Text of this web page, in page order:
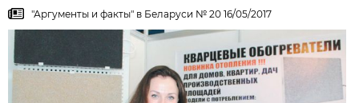
"Аргументы и факты" в Беларуси № 20 16/05/2017